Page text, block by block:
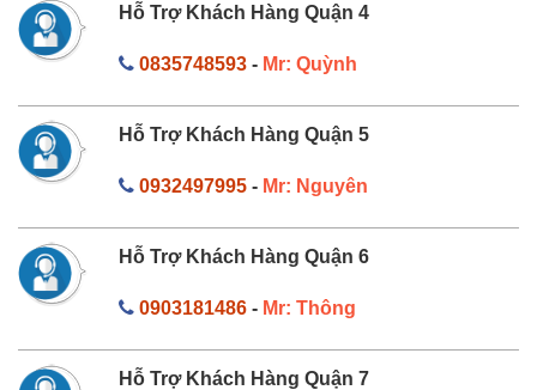
Hỗ Trợ Khách Hàng Quận 4
0835748593- Mr: Quỳnh
Hỗ Trợ Khách Hàng Quận 5
0932497995- Mr: Nguyên
Hỗ Trợ Khách Hàng Quận 6
0903181486- Mr: Thông
Hỗ Trợ Khách Hàng Quận 7